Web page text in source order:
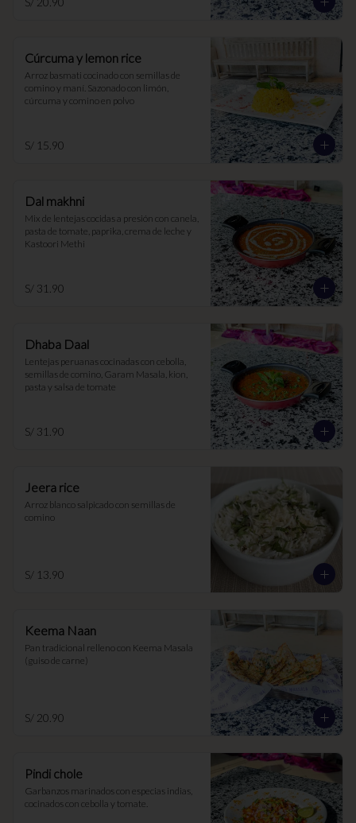
Cúrcuma y lemon rice
Arroz basmati cocinado con semillas de
comino y maní. Sazonado con limón,
cúrcuma y comino en polvo
S/ 15.90
Dal makhni
Mix de lentejas cocidas a presión con canela,
pasta de tomate, paprika, crema de leche y
Kastoori Methi
S/ 31.90
Dhaba Daal
Lentejas peruanas cocinadas con cebolla,
semillas de comino, Garam Masala, kion,
pasta y salsa de tomate
S/ 31.90
Jeera rice
Arroz blanco salpicado con semillas de
comino
S/ 13.90
Keema Naan
Pan tradicional relleno con Keema Masala
(guiso de carne)
S/ 20.90
Pindi chole
Garbanzos marinados con especias indias,
cocinados con cebolla y tomate.